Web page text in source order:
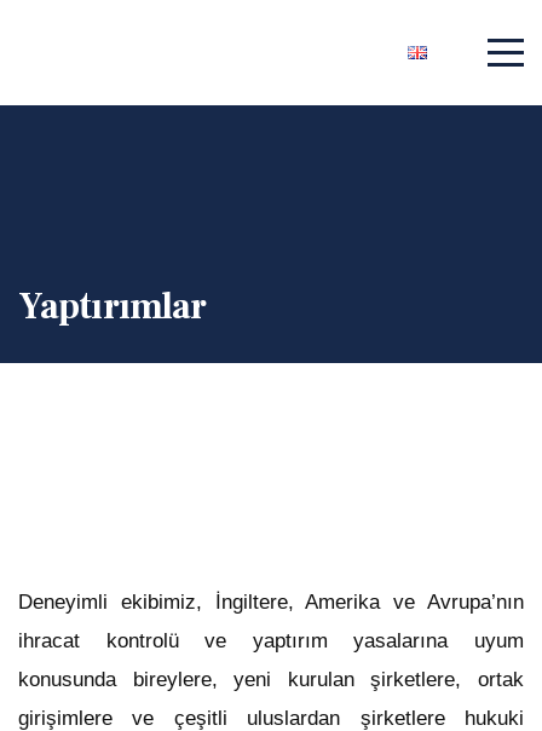
Yaptırımlar
Deneyimli ekibimiz, İngiltere, Amerika ve Avrupa’nın
ihracat kontrolü ve yaptırım yasalarına uyum
konusunda bireylere, yeni kurulan şirketlere, ortak
girişimlere ve çeşitli uluslardan şirketlere hukuki